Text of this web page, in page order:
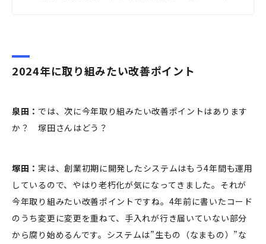
2024年に取り組みたい改善ポイント
泉田： では、次に今年取り組みたい改善ポイントはあります
か？ 塚田さんはどう？
塚田：実は、創業初期に開発したシステムはもう4年間も運用
しているので、やはり老朽化が気になってきました。それが
今年取り組みたい改善ポイントですね。4年前に書いたコード
のうち変更に変更を重ねて、手入れが行き届いていない部分
から腐り始めるんです。システムは”生もの（なまもの）”な